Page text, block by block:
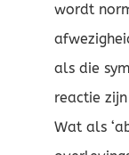
wordt
als die
reactie
Wat als